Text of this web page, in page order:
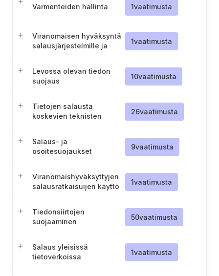
Varmenteiden hallinta 1vaatimusta
Viranomaisen hyväksyntä
salausjärjestelmille ja
1vaatimusta
Levossa olevan tiedon
suojaus
10vaatimusta
Tietojen salausta
koskevien teknisten
26vaatimusta
Salaus- ja
osoitesuojaukset
9vaatimusta
Viranomaishyväksyttyjen
salausratkaisuijen käyttö
1vaatimusta
Tiedonsiirtojen
suojaaminen
50vaatimusta
Salaus yleisissä
tietoverkoissa
1vaatimusta